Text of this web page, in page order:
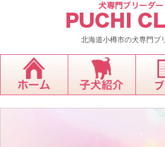
北海道小樽市の犬専門ブ